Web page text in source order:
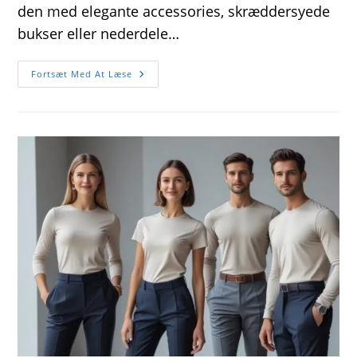
den med elegante accessories, skræddersyede
bukser eller nederdele…
Fortsæt Med At Læse Sådan
Styler
Shirt
Festlige
Lejligheder